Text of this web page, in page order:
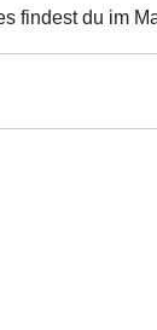
findest du im